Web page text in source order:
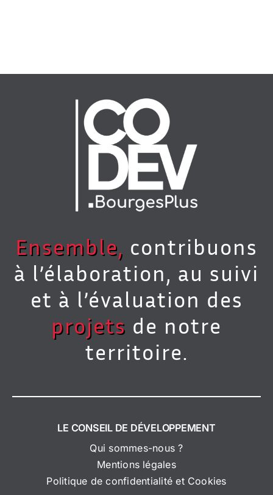
Ensemble, contribuons
à l’élaboration, au suivi
et à l’évaluation des
projets de notre
territoire.
LE CONSEIL DE DÉVELOPPEMENT
Qui sommes-nous ?
Mentions légales
Politique de confidentialité et Cookies